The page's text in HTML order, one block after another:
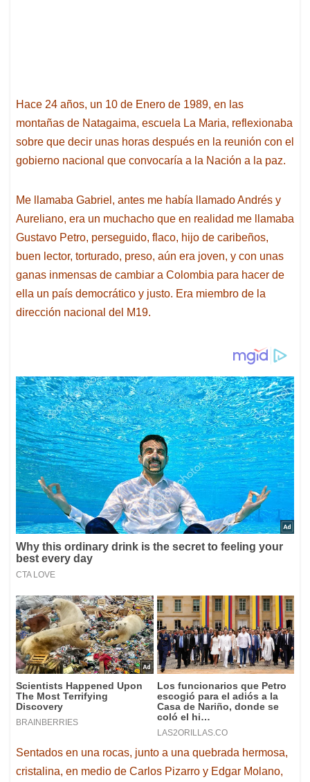
Hace 24 años, un 10 de Enero de 1989, en las
montañas de Natagaima, escuela La Maria, reflexionaba
sobre que decir unas horas después en la reunión con el
gobierno nacional que convocaría a la Nación a la paz.
Me llamaba Gabriel, antes me había llamado Andrés y
Aureliano, era un muchacho que en realidad me llamaba
Gustavo Petro, perseguido, flaco, hijo de caribeños,
buen lector, torturado, preso, aún era joven, y con unas
ganas inmensas de cambiar a Colombia para hacer de
ella un país democrático y justo. Era miembro de la
dirección nacional del M19.
Sentados en una rocas, junto a una quebrada hermosa,
cristalina, en medio de Carlos Pizarro y Edgar Molano,